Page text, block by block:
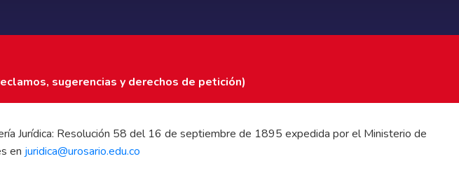
sugerencias y derechos de petición)
Jurídica: Resolución 58 del 16 de septiembre de 1895 expedida por el Ministerio de
en juridica@urosario.edu.co